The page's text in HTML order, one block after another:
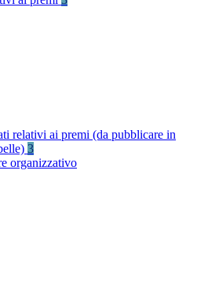
relativi ai premi (da pubblicare in
3
organizzativo